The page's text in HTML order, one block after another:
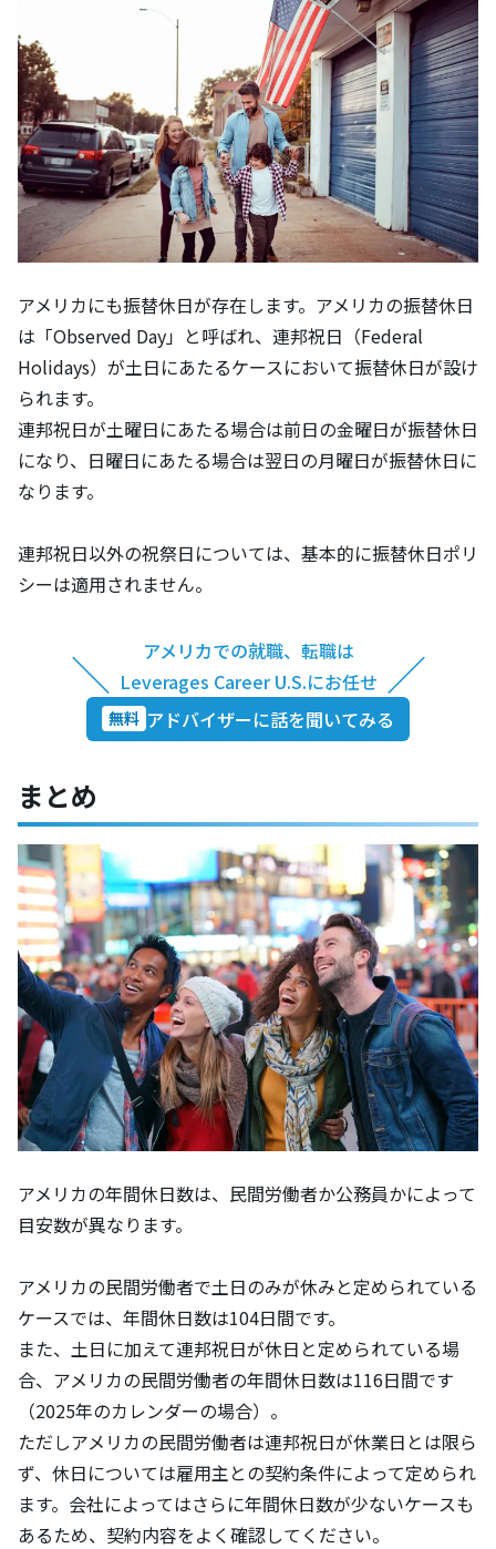
アメリカにも振替休日が存在します。アメリカの振替休日
は「Observed Day」と呼ばれ、連邦祝日（Federal
Holidays）が土日にあたるケースにおいて振替休日が設け
られます。
連邦祝日が土曜日にあたる場合は前日の金曜日が振替休日
になり、日曜日にあたる場合は翌日の月曜日が振替休日に
なります。
連邦祝日以外の祝祭日については、基本的に振替休日ポリ
シーは適用されません。
＼
アメリカでの就職、転職は
Leverages Career U.S.にお任せ ／
無料 アドバイザーに話を聞いてみる
まとめ
アメリカの年間休日数は、民間労働者か公務員かによって
目安数が異なります。
アメリカの民間労働者で土日のみが休みと定められている
ケースでは、年間休日数は104日間です。
また、土日に加えて連邦祝日が休日と定められている場
合、アメリカの民間労働者の年間休日数は116日間です
（2025年のカレンダーの場合）。
ただしアメリカの民間労働者は連邦祝日が休業日とは限ら
ず、休日については雇用主との契約条件によって定められ
ます。会社によってはさらに年間休日数が少ないケースも
あるため、契約内容をよく確認してください。